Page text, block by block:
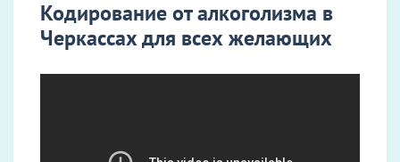
Кодирование от алкоголизма в
Черкассах для всех желающих